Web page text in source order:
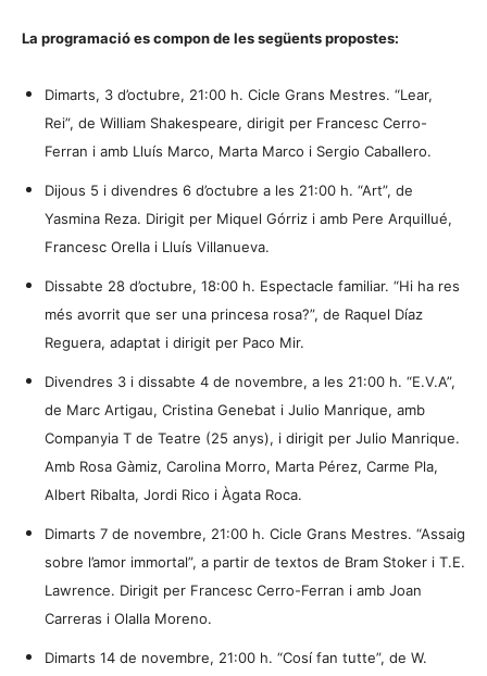
La programació es compon de les següents propostes:
Dimarts, 3 d’octubre, 21:00 h. Cicle Grans Mestres. “Lear,
Rei”, de William Shakespeare, dirigit per Francesc Cerro-
Ferran i amb Lluís Marco, Marta Marco i Sergio Caballero.
Dijous 5 i divendres 6 d’octubre a les 21:00 h. “Art”, de
Yasmina Reza. Dirigit per Miquel Górriz i amb Pere Arquillué,
Francesc Orella i Lluís Villanueva.
Dissabte 28 d’octubre, 18:00 h. Espectacle familiar. “Hi ha res
més avorrit que ser una princesa rosa?”, de Raquel Díaz
Reguera, adaptat i dirigit per Paco Mir.
Divendres 3 i dissabte 4 de novembre, a les 21:00 h. “E.V.A”,
de Marc Artigau, Cristina Genebat i Julio Manrique, amb
Companyia T de Teatre (25 anys), i dirigit per Julio Manrique.
Amb Rosa Gàmiz, Carolina Morro, Marta Pérez, Carme Pla,
Albert Ribalta, Jordi Rico i Àgata Roca.
Dimarts 7 de novembre, 21:00 h. Cicle Grans Mestres. “Assaig
sobre l’amor immortal”, a partir de textos de Bram Stoker i T.E.
Lawrence. Dirigit per Francesc Cerro-Ferran i amb Joan
Carreras i Olalla Moreno.
Dimarts 14 de novembre, 21:00 h. “Cosí fan tutte”, de W.